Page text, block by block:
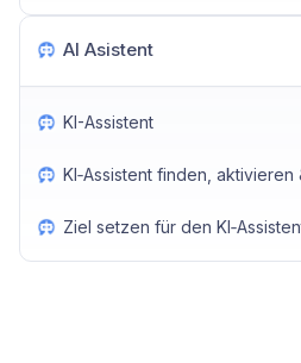
AI Asistent
KI-Assistent
KI‑Assistent finden,
Ziel setzen für den